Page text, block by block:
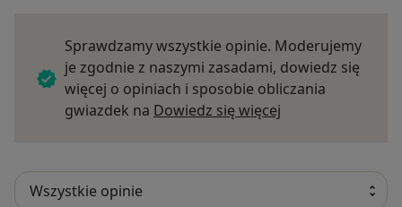
Sprawdzamy wszystkie opinie. Moderujemy
je zgodnie z naszymi zasadami, dowiedz się
więcej o opiniach i sposobie obliczania
gwiazdek na Dowiedz się więcej